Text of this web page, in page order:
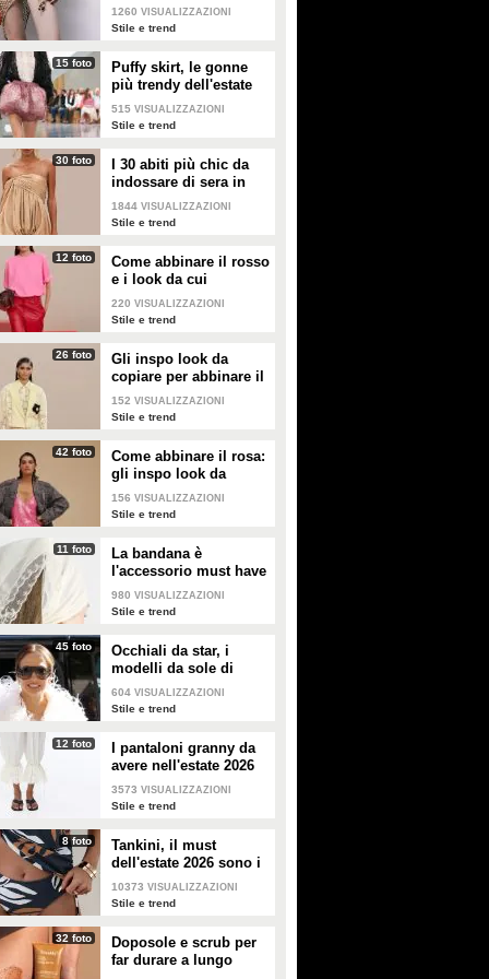
nella valigia dell'estate
2026
1260 VISUALIZZAZIONI
Stile e trend
15 foto
Puffy skirt, le gonne
più trendy dell'estate
2026 sono quelle a
palloncino
515 VISUALIZZAZIONI
Stile e trend
30 foto
I 30 abiti più chic da
indossare di sera in
estate
1844 VISUALIZZAZIONI
Stile e trend
12 foto
Come abbinare il rosso
e i look da cui
prendere ispirazione
220 VISUALIZZAZIONI
Stile e trend
26 foto
Gli inspo look da
copiare per abbinare il
giallo
152 VISUALIZZAZIONI
Stile e trend
42 foto
Come abbinare il rosa:
gli inspo look da
copiare
156 VISUALIZZAZIONI
Stile e trend
11 foto
La bandana è
l'accessorio must have
dell'estate 2026: i
modelli di tendenza
980 VISUALIZZAZIONI
Stile e trend
45 foto
Occhiali da star, i
modelli da sole di
tendenza per l'estate
2026
604 VISUALIZZAZIONI
Stile e trend
12 foto
I pantaloni granny da
avere nell'estate 2026
3573 VISUALIZZAZIONI
Stile e trend
8 foto
Tankini, il must
dell'estate 2026 sono i
costumi con la canotta
10373 VISUALIZZAZIONI
Stile e trend
32 foto
Doposole e scrub per
far durare a lungo